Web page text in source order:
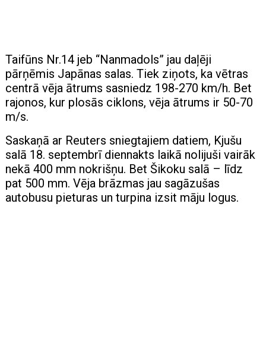
Taifūns Nr.14 jeb “Nanmadols” jau daļēji
pārņēmis Japānas salas. Tiek ziņots, ka vētras
centrā vēja ātrums sasniedz 198-270 km/h. Bet
rajonos, kur plosās ciklons, vēja ātrums ir 50-70
m/s.
Saskaņā ar Reuters sniegtajiem datiem, Kjušu
salā 18. septembrī diennakts laikā nolijuši vairāk
nekā 400 mm nokrišņu. Bet Šikoku salā – līdz
pat 500 mm. Vēja brāzmas jau sagāzušas
autobusu pieturas un turpina izsit māju logus.